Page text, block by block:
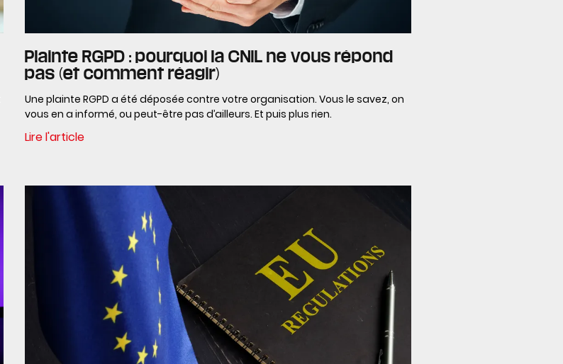
Plainte RGPD : pourquoi la CNIL ne vous répond
pas (et comment réagir)
Une plainte RGPD a été déposée contre votre organisation. Vous le savez, on
vous en a informé, ou peut-être pas d’ailleurs. Et puis plus rien.
Lire l'article